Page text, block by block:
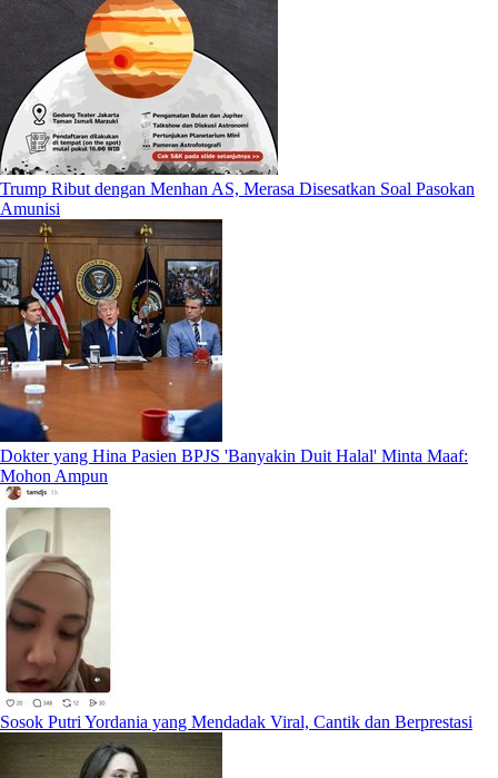
Trump Ribut dengan Menhan AS, Merasa Disesatkan Soal Pasokan
Amunisi
Dokter yang Hina Pasien BPJS 'Banyakin Duit Halal' Minta Maaf:
Mohon Ampun
Sosok Putri Yordania yang Mendadak Viral, Cantik dan Berprestasi